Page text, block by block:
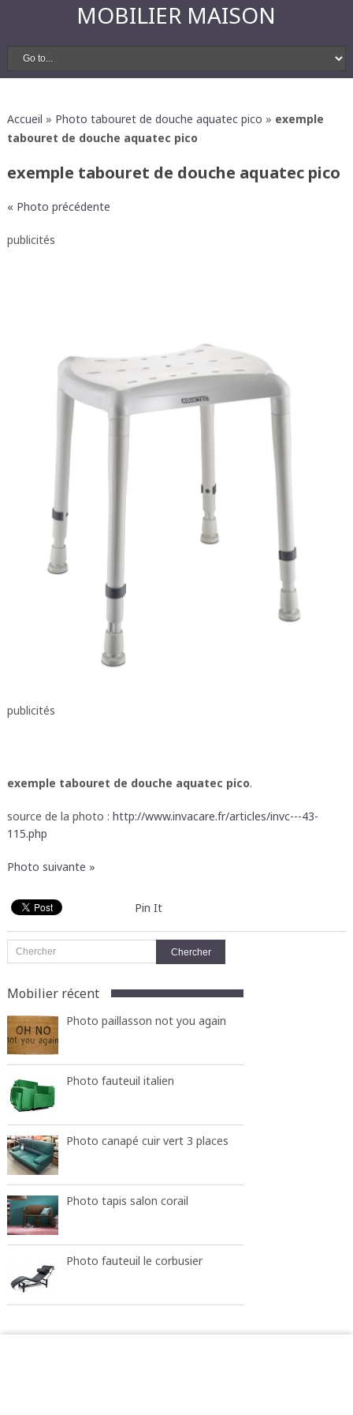
MOBILIER MAISON
Accueil » Photo tabouret de douche aquatec pico » exemple
tabouret de douche aquatec pico
exemple tabouret de douche aquatec pico
« Photo précédente
publicités
publicités
exemple tabouret de douche aquatec pico.
source de la photo : http://www.invacare.fr/articles/invc---43-
115.php
Photo suivante »
Pin It
Mobilier récent
Photo paillasson not you again
Photo fauteuil italien
Photo canapé cuir vert 3 places
Photo tapis salon corail
Photo fauteuil le corbusier